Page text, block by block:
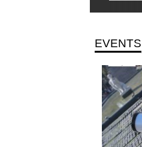
EVENTS